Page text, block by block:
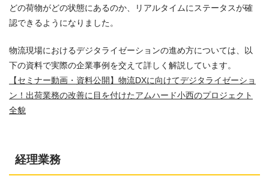
どの荷物がどの状態にあるのか、リアルタイムにステータスが確
認できるようになりました。
物流現場におけるデジタライゼーションの進め方については、以
下の資料で実際の企業事例を交えて詳しく解説しています。
【セミナー動画・資料公開】物流DXに向けてデジタライゼーショ
ン！出荷業務の改善に目を付けたアムハード小西のプロジェクト
全貌
経理業務